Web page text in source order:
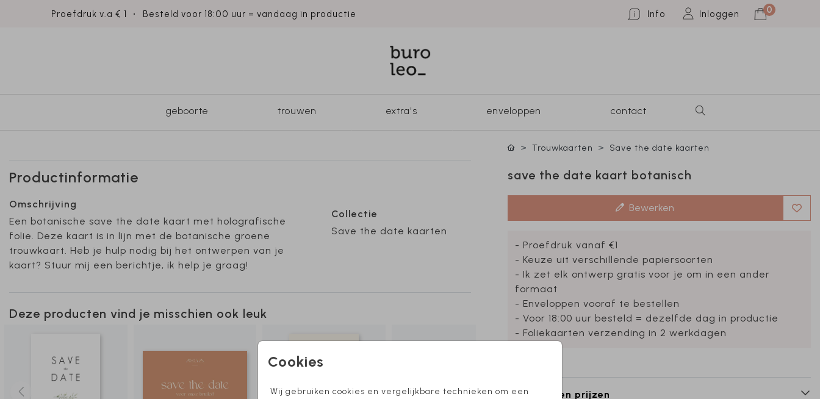
Proefdruk v.a € 1 Besteld voor 18:00 uur = vandaag in productie Info Inloggen 0
geboorte trouwen extra's enveloppen contact
Cookies
Wij gebruiken cookies en vergelijkbare technieken om een
Productinformatie
Omschrijving
Een botanische save the date kaart met holografische
folie. Deze kaart is in lijn met de botanische groene
trouwkaart. Heb je hulp nodig bij het ontwerpen van je
kaart? Stuur mij een berichtje, ik help je graag!
Collectie
Save the date kaarten
Deze producten vind je misschien ook leuk
Trouwkaarten Save the date kaarten
save the date kaart botanisch
Bewerken
- Proefdruk vanaf €1
- Keuze uit verschillende papiersoorten
- Ik zet elk ontwerp gratis voor je om in een ander
formaat
- Enveloppen vooraf te bestellen
- Voor 18:00 uur besteld = dezelfde dag in productie
- Foliekaarten verzending in 2 werkdagen
Formaten en prijzen